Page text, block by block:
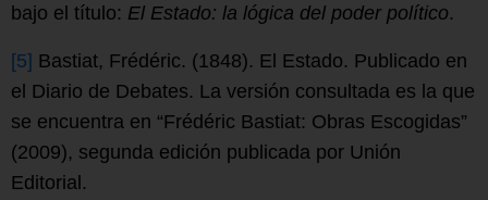
bajo el título: El Estado: la lógica del poder político.
[5] Bastiat, Frédéric. (1848). El Estado. Publicado en
el Diario de Debates. La versión consultada es la que
se encuentra en “Frédéric Bastiat: Obras Escogidas”
(2009), segunda edición publicada por Unión
Editorial.